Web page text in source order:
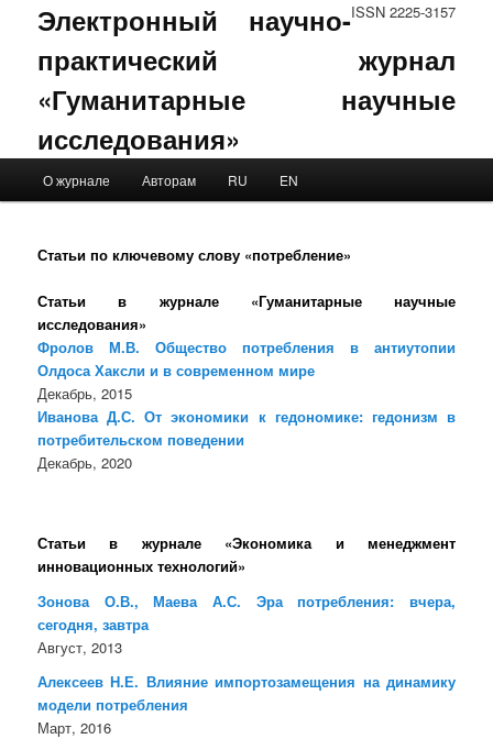
ISSN 2225-3157
Электронный научно-
практический журнал
«Гуманитарные научные
исследования»
Skip to primary content
Skip to secondary content
О журнале Авторам RU EN
Статьи по ключевому слову «потребление»
Статьи в журнале «Гуманитарные научные
исследования»
Фролов М.В. Общество потребления в антиутопии
Олдоса Хаксли и в современном мире
Декабрь, 2015
Иванова Д.С. От экономики к гедономике: гедонизм в
потребительском поведении
Декабрь, 2020
Статьи в журнале «Экономика и менеджмент
инновационных технологий»
Зонова О.В., Маева А.С. Эра потребления: вчера,
сегодня, завтра
Август, 2013
Алексеев Н.Е. Влияние импортозамещения на динамику
модели потребления
Март, 2016